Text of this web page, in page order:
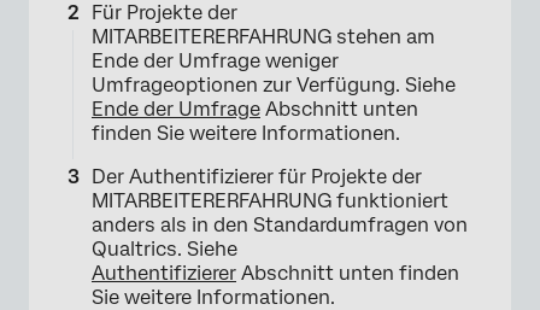
Für Projekte der
MITARBEITERERFAHRUNG stehen am
Ende der Umfrage weniger
Umfrageoptionen zur Verfügung. Siehe
Ende der Umfrage Abschnitt unten
finden Sie weitere Informationen.
Der Authentifizierer für Projekte der
MITARBEITERERFAHRUNG funktioniert
anders als in den Standardumfragen von
Qualtrics. Siehe
Authentifizierer Abschnitt unten finden
Sie weitere Informationen.